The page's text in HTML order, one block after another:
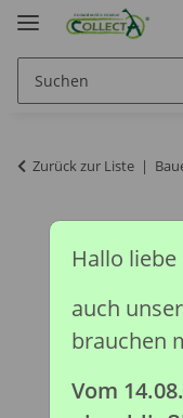
Zurück zur Liste
Hallo liebe
auch
brauchen
Vom